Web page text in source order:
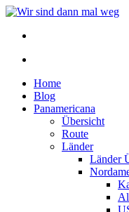
Home
Blog
Panamericana
Übersicht
Route
Länder
Länder